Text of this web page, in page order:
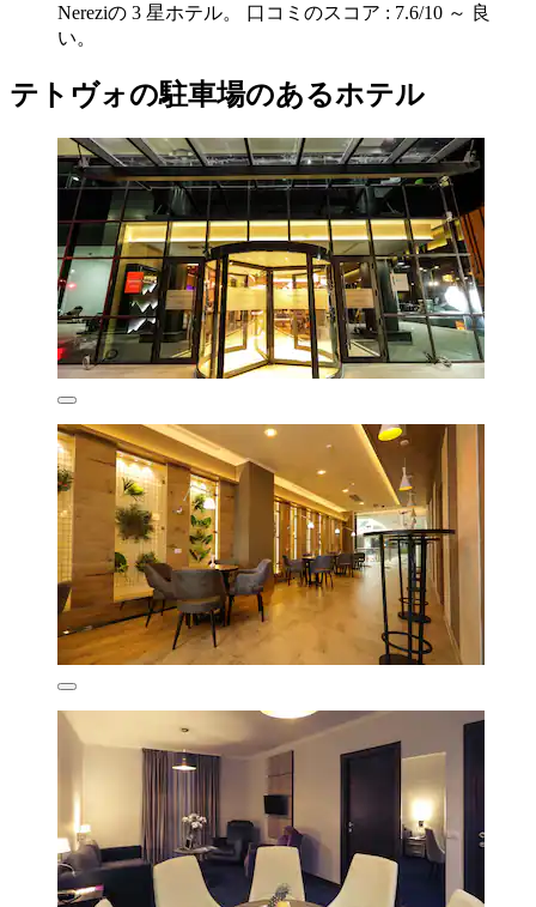
Nereziの 3 星ホテル。 口コミのスコア : 7.6/10 ～ 良
い。
テトヴォの駐車場のあるホテル